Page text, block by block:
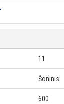
11
Šoninis
600